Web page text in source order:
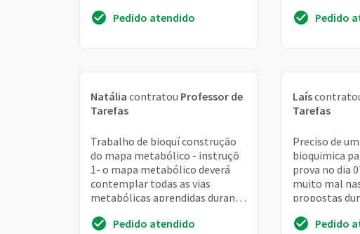
vacinas da covid-19no âmbito da
Pedido atendido
mental, como
Pedido
Natália contratou Professor de
Tarefas
Trabalho de bioquí construção
do mapa metabólico - instruçõ
1- o mapa metabólico deverá
contemplar todas as vias
metabólicas aprendidas durante
bioquímica, bem...
Pedido atendido
Laís
Tarefas
Preciso de
bioquimica
prova no dia
muito mal
propostas
tenhoPedido